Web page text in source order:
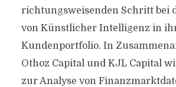
richtungsweisenden Schritt bei
von Künstlicher Intelligenz in
Kundenportfolio. In
Othoz Capital und KJL Capital
zur Analyse von